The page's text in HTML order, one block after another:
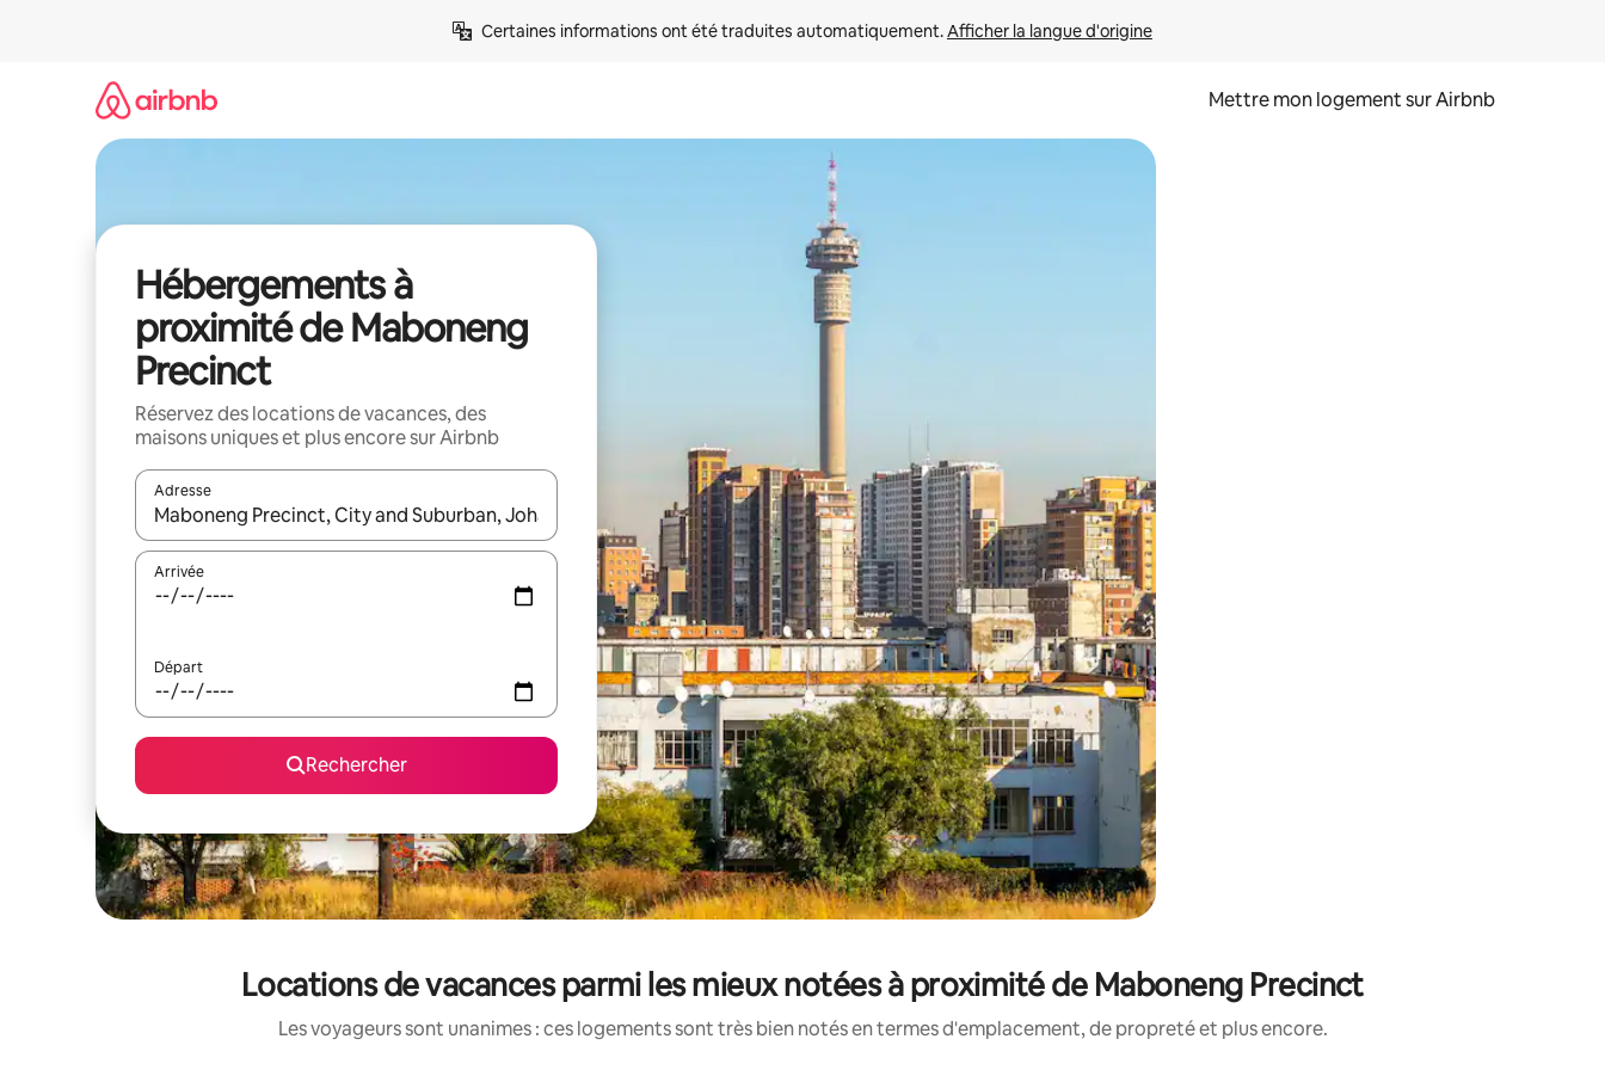
Certaines informations ont été traduites automatiquement. Afficher la langue d'origine
Mettre mon logement sur Airbnb
Hébergements à
proximité de Maboneng
Precinct
Réservez des locations de vacances, des
maisons uniques et plus encore sur Airbnb
Adresse
Lorsque les résultats s'affichent, utilisez les flèches vers le haut et vers le bas pour les parcourir ou en appuyant et en faisant glisser.
Arrivée
Départ
Rechercher
Locations de vacances parmi les mieux notées à proximité de Maboneng Precinct
Les voyageurs sont unanimes : ces logements sont très bien notés en termes d'emplacement, de propreté et plus encore.